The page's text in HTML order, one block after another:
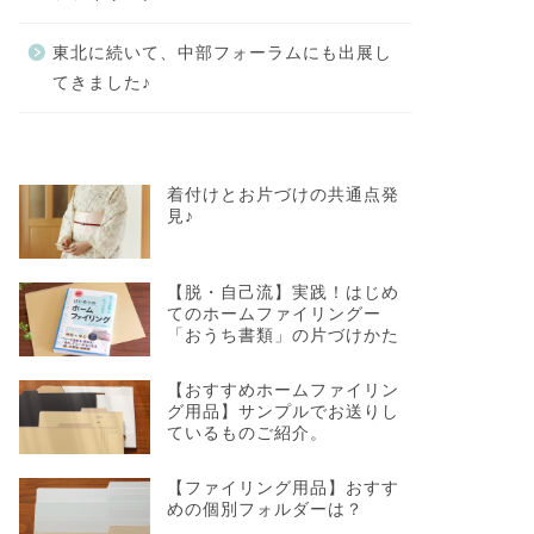
東北に続いて、中部フォーラムにも出展し
てきました♪
着付けとお片づけの共通点発
見♪
【脱・自己流】実践！はじめ
てのホームファイリングー
「おうち書類」の片づけかた
【おすすめホームファイリン
グ用品】サンプルでお送りし
ているものご紹介。
【ファイリング用品】おすす
めの個別フォルダーは？